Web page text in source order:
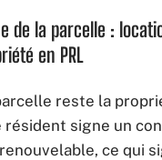
de la parcelle :
en PRL
reste la
résident signe un
ce qui